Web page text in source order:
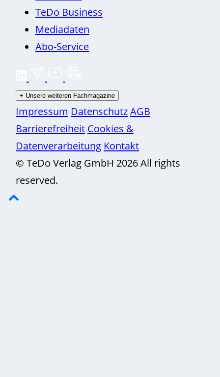
TeDo Business
Mediadaten
Abo-Service
+ Unsere weiteren Fachmagazine
Impressum DatenschutzAGB
Barrierefreiheit Cookies &
Datenverarbeitung Kontakt
© TeDo Verlag GmbH 2026 All rights
reserved.